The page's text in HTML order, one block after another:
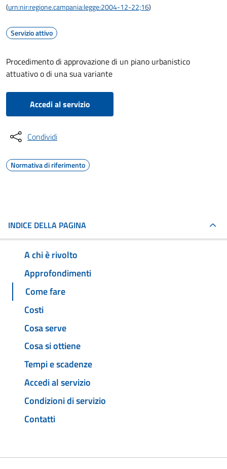
(urn:nir:regione.campania:legge:2004-12-22;16)
Servizio attivo
Procedimento di approvazione di un piano urbanistico
attuativo o di una sua variante
Accedi al servizio
Condividi
Normativa di riferimento
INDICE DELLA PAGINA
A chi è rivolto
Approfondimenti
Come fare
Costi
Cosa serve
Cosa si ottiene
Tempi e scadenze
Accedi al servizio
Condizioni di servizio
Contatti